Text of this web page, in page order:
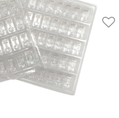
#کابل شبکه
#کابل شبکه لگراند